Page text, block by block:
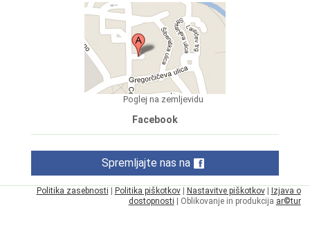
Poglej na zemljevidu
Facebook
Spremljajte nas na
Politika zasebnosti Politika piškotkov| Nastavitve piškotkov|
Izjava o
dostopnosti | Oblikovanje in produkcija ar©tur